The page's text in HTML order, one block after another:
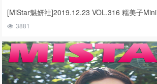
[MiStar魅妍社]2019.12.23 VOL.316 糯美子Mini
3881